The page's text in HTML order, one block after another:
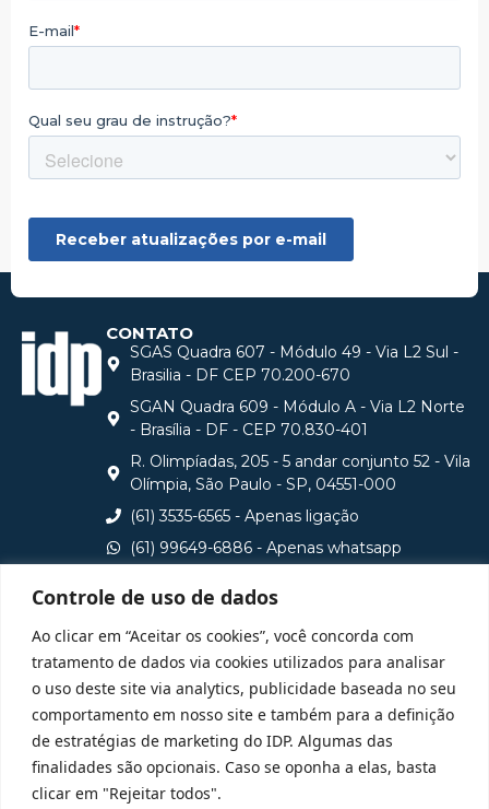
Controle de uso de dados
Ao clicar em “Aceitar os cookies”, você concorda com
tratamento de dados via cookies utilizados para analisar
o uso deste site via analytics, publicidade baseada no seu
comportamento em nosso site e também para a definição
de estratégias de marketing do IDP. Algumas das
finalidades são opcionais. Caso se oponha a elas, basta
clicar em "Rejeitar todos".
CONTATO
SGAS Quadra 607 - Módulo 49 - Via L2 Sul -
Brasilia - DF CEP 70.200-670
SGAN Quadra 609 - Módulo A - Via L2 Norte
- Brasília - DF - CEP 70.830-401
R. Olimpíadas, 205 - 5 andar conjunto 52 - Vila
Olímpia, São Paulo - SP, 04551-000
(61) 3535-6565 - Apenas ligação
(61) 99649-6886 - Apenas whatsapp
Consulte aqui o cadastro da Instituição no Sistema e-
MEC